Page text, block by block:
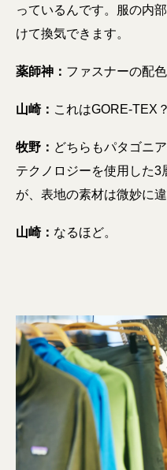
っているんです。服の内
けて換気できます。
薬師神： ファスナーの配
山崎： これはGORE-TEX？
牧野： どちらもパタゴニ
テクノロジーを使用した3
が、表地の素材は微妙に違
山崎： なるほど。